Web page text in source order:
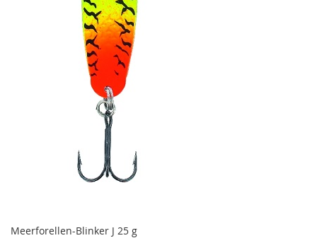
Meerforellen-Blinker J 25 g